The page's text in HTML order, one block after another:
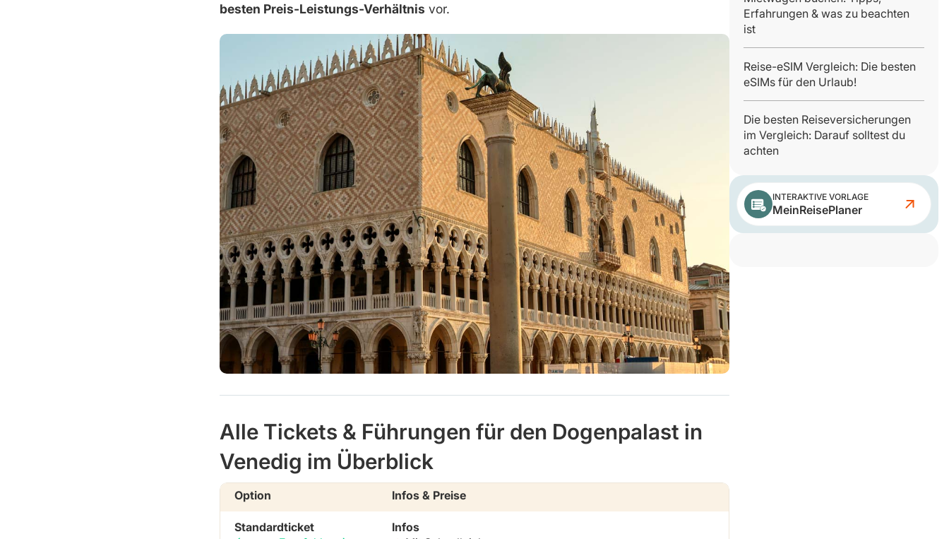
besten Preis-Leistungs-Verhältnis vor.
Alle Tickets & Führungen für den Dogenpalast in
Venedig im Überblick
Option Infos & Preise
Standardticket
Infos
Erfahrungen & was zu beachten
ist
Reise-eSIM Vergleich: Die besten
eSIMs für den Urlaub!
Die besten Reiseversicherungen
im Vergleich: Darauf solltest du
achten
INTERAKTIVE VORLAGE
MeinReisePlaner